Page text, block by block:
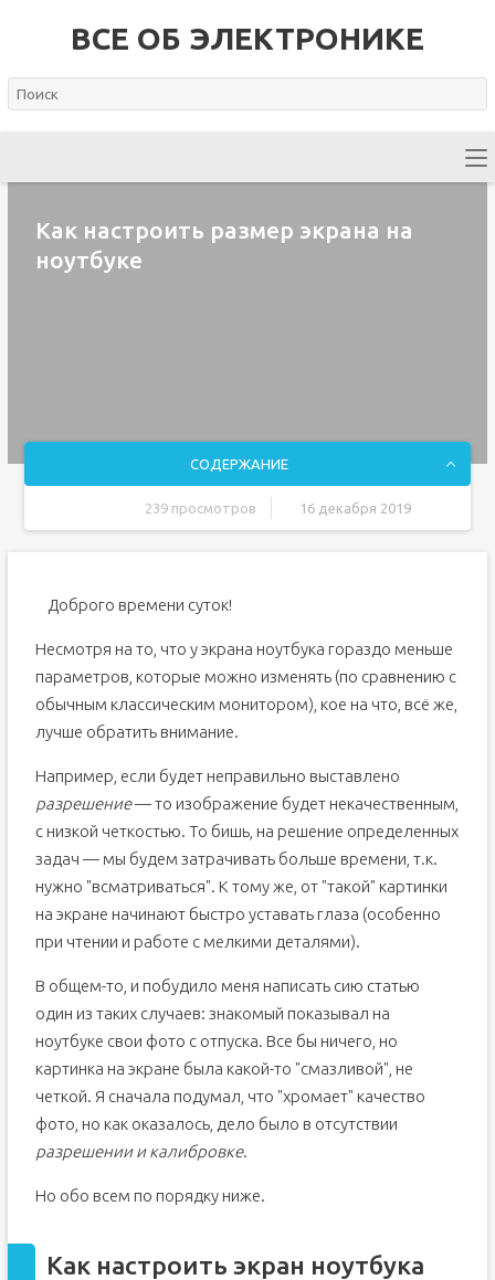
ВСЕ ОБ ЭЛЕКТРОНИКЕ
Как настроить размер экрана на
ноутбуке
СОДЕРЖАНИЕ
239 просмотров 16 декабря 2019
Яркость и контрастность
Отключение адаптированной яркости
Регулировка четкости текста и цветов
Пару слов о частоте обновления
Настройка масштаба дисплея
устройства ввода
Мелкие и крупные значки экрана
Изменение размера экрана устройства вывода в
Изменение разрешения экрана в браузере
Google Chrome
Opera
Видео – как быстро настроить разрешение экрана
Как настроить экран ноутбука правильно
Разрешение и масштабирование
Яркость и контрастность
Отключение адаптированной яркости
Доброго времени суток!
Несмотря на то, что у экрана ноутбука гораздо меньше
параметров, которые можно изменять (по сравнению с
обычным классическим монитором), кое на что, всё же,
лучше обратить внимание.
Например, если будет неправильно выставлено
разрешение— то изображение будет некачественным,
с низкой четкостью. То бишь, на решение определенных
задач — мы будем затрачивать больше времени, т.к.
нужно "всматриваться". К тому же, от "такой" картинки
на экране начинают быстро уставать глаза (особенно
при чтении и работе с мелкими деталями).
В общем-то, и побудило меня написать сию статью
один из таких случаев: знакомый показывал на
ноутбуке свои фото с отпуска. Все бы ничего, но
картинка на экране была какой-то "смазливой", не
четкой. Я сначала подумал, что "хромает" качество
фото, но как оказалось, дело было в отсутствии
разрешении и калибровке.
Но обо всем по порядку ниже.
Как настроить экран ноутбука